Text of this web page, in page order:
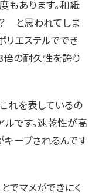
もあります。和紙
と思われてしま
リエステルででき
倍の耐久性を誇り
れを表しているの
です。速乾性が高
ープされるんです
でマメができにく